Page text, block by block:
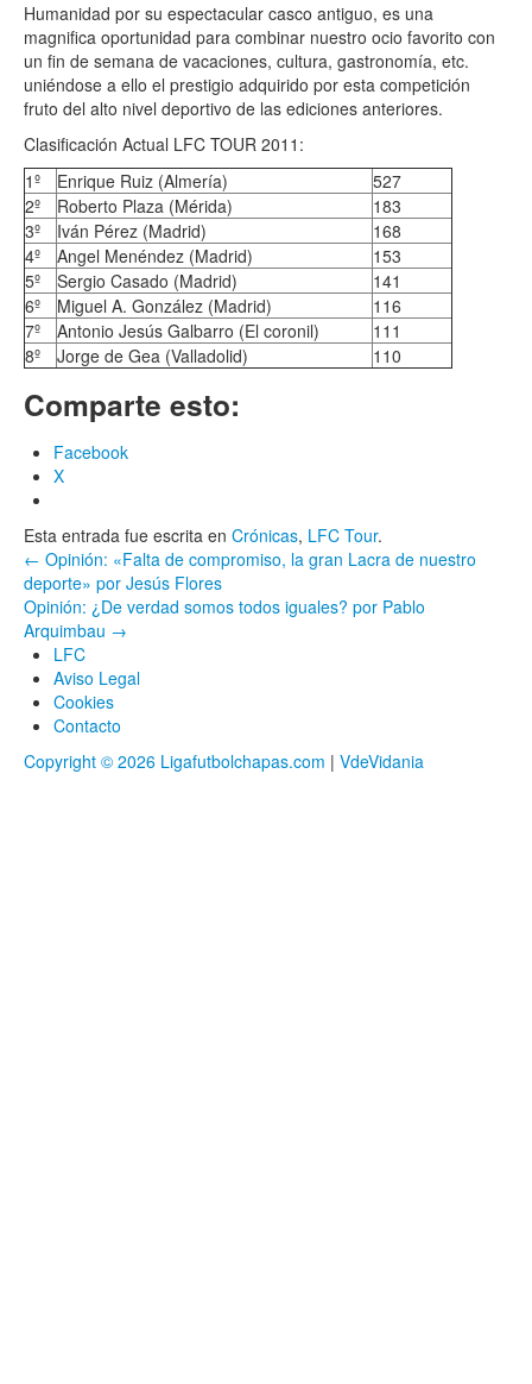
Humanidad por su espectacular casco antiguo, es una
magnifica oportunidad para combinar nuestro ocio favorito con
un fin de semana de vacaciones, cultura, gastronomía, etc.
uniéndose a ello el prestigio adquirido por esta competición
fruto del alto nivel deportivo de las ediciones anteriores.
Clasificación Actual LFC TOUR 2011:
1º
Enrique Ruiz (Almería)
527
2º
Roberto Plaza (Mérida)
183
3º
Iván Pérez (Madrid)
168
4º
Angel Menéndez (Madrid)
153
5º
Sergio Casado (Madrid)
141
6º
Miguel A. González (Madrid)
116
7º
Antonio Jesús Galbarro (El coronil)
111
8º
Jorge de Gea (Valladolid) 110
Comparte esto:
Facebook
X
Esta entrada fue escrita en Crónicas, LFC Tour.
Navegación
por
entrada
← Opinión: «Falta de compromiso, la gran Lacra de nuestro
deporte» por Jesús Flores
Opinión: ¿De verdad somos todos iguales? por Pablo
Arquimbau →
LFC
Aviso Legal
Cookies
Contacto
Copyright © 2026 Ligafutbolchapas.com | VdeVidania